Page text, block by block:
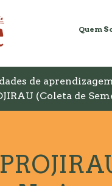
Quem
de
(Coleta de